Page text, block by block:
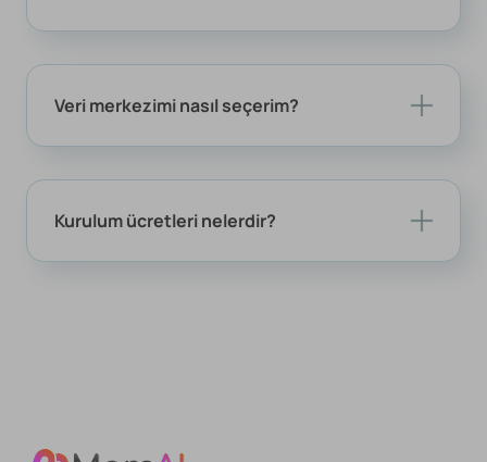
Veri merkezimi nasıl seçerim?
Kurulum ücretleri nelerdir?